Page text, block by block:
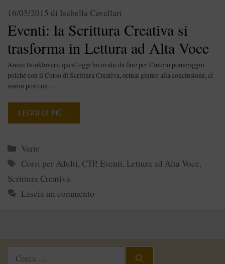
Eventi: la Scrittura Creativa si
trasforma in Lettura ad Alta Voce
16/05/2015 di Isabella Cavallari
Amici Booklovers, quest’oggi ho avuto da fare per l’intero pomeriggio
poiché con il Corso di Scrittura Creativa, ormai giunto alla conclusione, ci
siamo posti un …
LEGGI DI PIÙ…
Categorie
Varie
Tag
Corsi per Adulti,CTP, Eventi, Lettura ad Alta Voce,
Scrittura Creativa
Lascia un commento
Ricerca